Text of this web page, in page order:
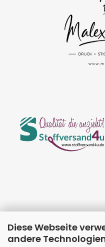
Diese Webseite
andere